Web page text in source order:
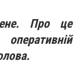
Про це